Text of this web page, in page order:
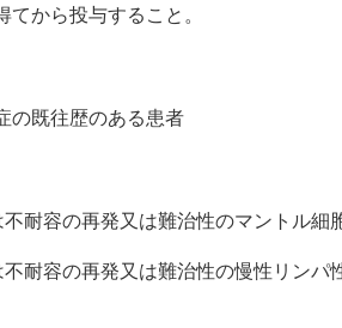
から投与すること。
の既往歴のある患者
耐容の再発又は難治性のマントル細
耐容の再発又は難治性の慢性リンパ